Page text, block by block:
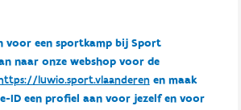
voor een sportkamp bij Sport
naar onze webshop voor de
luwio.sport.vlaanderenen maak
ID een profiel aan voor jezelf en voor